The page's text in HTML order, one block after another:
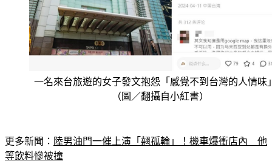
一名來台旅遊的女子發文抱怨「感覺不到台灣的人情味
（圖／翻攝自小紅書）
更多新聞： 陸男油門一催上演「翹孤輪」！機車爆衝店內　他
等飲料慘被撞